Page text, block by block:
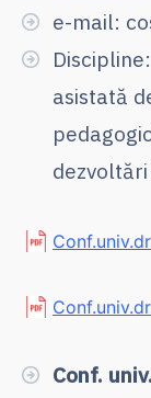
e-mail:
asistată
Conf.